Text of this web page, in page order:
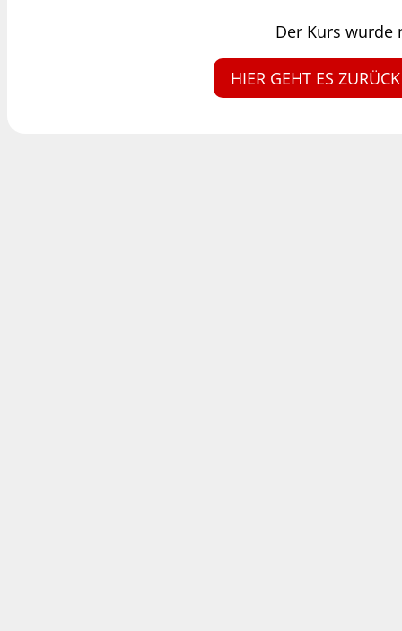
Der Kurs wurde
HIER GEHT ES